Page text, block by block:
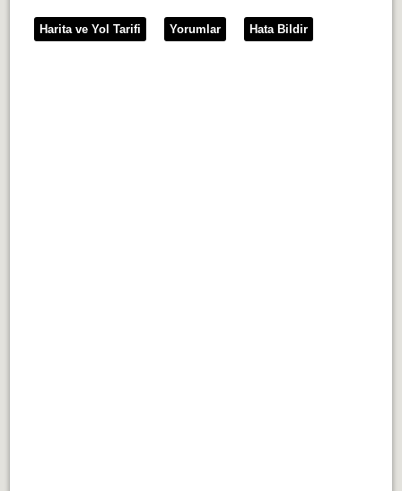
Harita ve Yol Tarifi Yorumlar Hata Bildir